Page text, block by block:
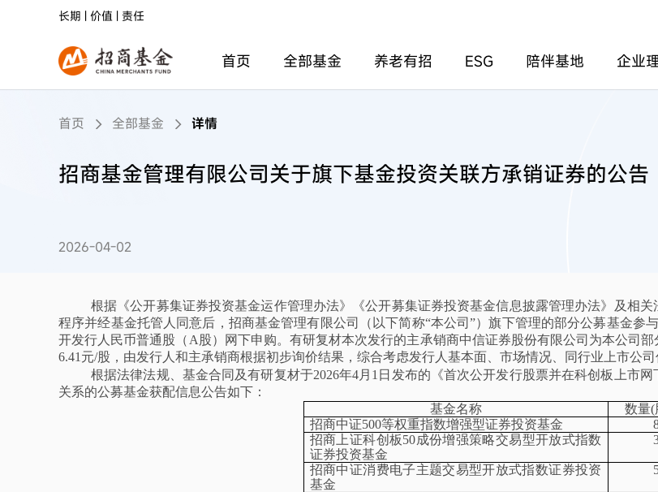
长期 | 价值 | 责任
首页 全部基金 养老有招 ESG 陪伴基地 企业
首页 全部基金 详情
招商基金管理有限公司关于旗下基金投资关联方承销证券的公告
2026-04-02
根据《公开募集证券投资基金运作管理办法》《公开募集证券投资基金信息披露管理办法》及相
程序并经基金托管人同意后，招商基金管理有限公司（以下简称“本公司”）旗下管理的部分公募基金参
开发行人民币普通股（A股）网下申购。有研复材本次发行的主承销商中信证券股份有限公司为本公司
6.41元/股，由发行人和主承销商根据初步询价结果，综合考虑发行人基本面、市场情况、同行业上市公
根据法律法规、基金合同及有研复材于2026年4月1日发布的《首次公开发行股票并在科创板上市
关系的公募基金获配信息公告如下：
基金名称
数量(
招商中证500等权重指数增强型证券投资基金
招商上证科创板50成份增强策略交易型开放式指数
证券投资基金
招商中证消费电子主题交易型开放式指数证券投资
基金